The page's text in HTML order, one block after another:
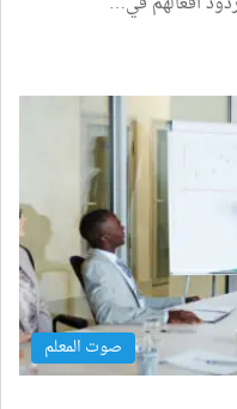
صوت المعلم